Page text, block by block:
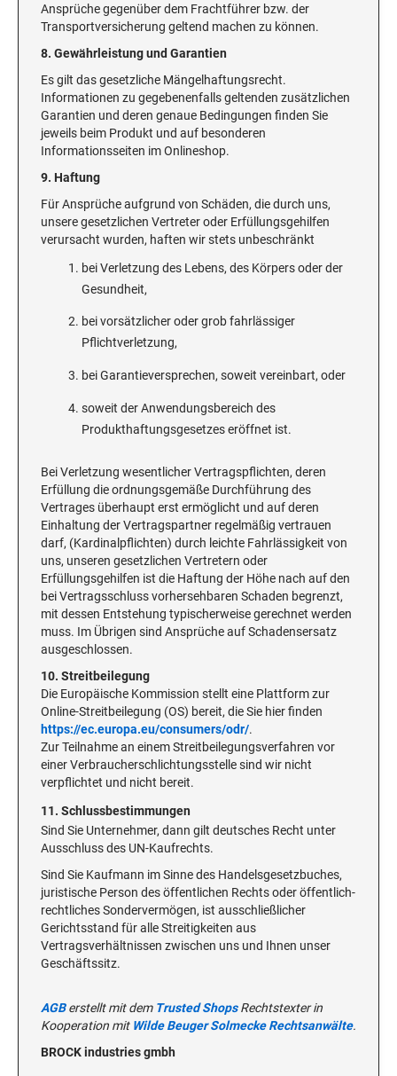
Ansprüche gegenüber dem Frachtführer bzw. der
Transportversicherung geltend machen zu können.
8. Gewährleistung und Garantien
Es gilt das gesetzliche Mängelhaftungsrecht.
Informationen zu gegebenenfalls geltenden zusätzlichen
Garantien und deren genaue Bedingungen finden Sie
jeweils beim Produkt und auf besonderen
Informationsseiten im Onlineshop.
9. Haftung
Für Ansprüche aufgrund von Schäden, die durch uns,
unsere gesetzlichen Vertreter oder Erfüllungsgehilfen
verursacht wurden, haften wir stets unbeschränkt
bei Verletzung des Lebens, des Körpers oder der
Gesundheit,
bei vorsätzlicher oder grob fahrlässiger
Pflichtverletzung,
bei Garantieversprechen, soweit vereinbart, oder
soweit der Anwendungsbereich des
Produkthaftungsgesetzes eröffnet ist.
Bei Verletzung wesentlicher Vertragspflichten, deren
Erfüllung die ordnungsgemäße Durchführung des
Vertrages überhaupt erst ermöglicht und auf deren
Einhaltung der Vertragspartner regelmäßig vertrauen
darf, (Kardinalpflichten) durch leichte Fahrlässigkeit von
uns, unseren gesetzlichen Vertretern oder
Erfüllungsgehilfen ist die Haftung der Höhe nach auf den
bei Vertragsschluss vorhersehbaren Schaden begrenzt,
mit dessen Entstehung typischerweise gerechnet werden
muss. Im Übrigen sind Ansprüche auf Schadensersatz
ausgeschlossen.
10. Streitbeilegung
Die Europäische Kommission stellt eine Plattform zur
Online-Streitbeilegung (OS) bereit, die Sie hier finden
https://ec.europa.eu/consumers/odr/.
Zur Teilnahme an einem Streitbeilegungsverfahren vor
einer Verbraucherschlichtungsstelle sind wir nicht
verpflichtet und nicht bereit.
11. Schlussbestimmungen
Sind Sie Unternehmer, dann gilt deutsches Recht unter
Ausschluss des UN-Kaufrechts.
Sind Sie Kaufmann im Sinne des Handelsgesetzbuches,
juristische Person des öffentlichen Rechts oder öffentlich-
rechtliches Sondervermögen, ist ausschließlicher
Gerichtsstand für alle Streitigkeiten aus
Vertragsverhältnissen zwischen uns und Ihnen unser
Geschäftssitz.
AGBerstellt mit dem Trusted ShopsRechtstexter in
Kooperation mit Wilde Beuger Solmecke Rechtsanwälte.
BROCK industries gmbh